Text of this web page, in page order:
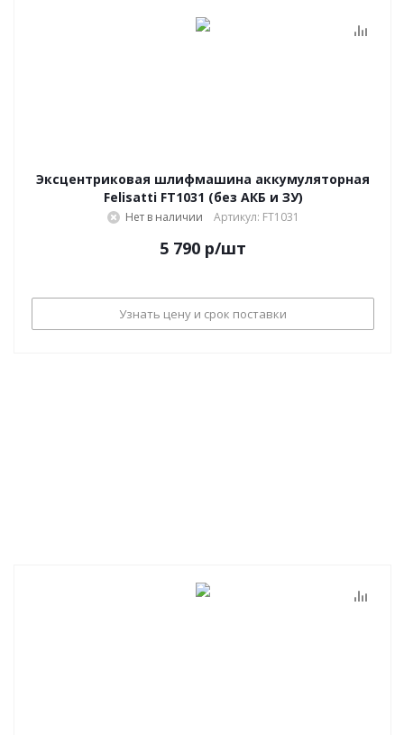
Эксцентриковая шлифмашина аккумуляторная
Felisatti FT1031 (без АКБ и ЗУ)
Нет в наличии Артикул: FT1031
5 790 р/шт
Узнать цену и срок поставки